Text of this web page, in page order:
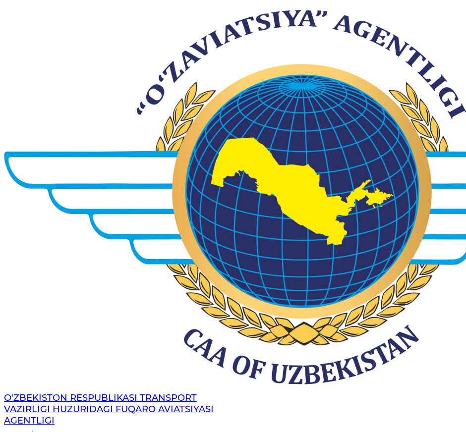
O'ZBEKISTON RESPUBLIKASI TRANSPORT
VAZIRLIGI HUZURIDAGI FUQARO AVIATSIYASI
AGENTLIGI